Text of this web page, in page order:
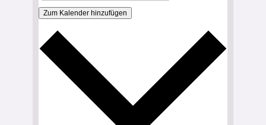
Zum Kalender hinzufügen